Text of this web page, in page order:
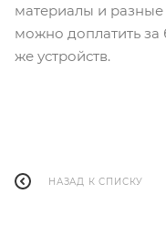
материалы и
можно доплатить за
же устройств.
НАЗАД К СПИСКУ